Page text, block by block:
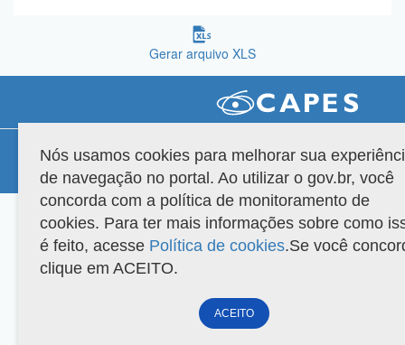
Gerar arquivo XLS
Versão do sistema: 3.88.9 Copyright 2022 Capes. Todos os direitos reservados.
Nós usamos cookies para melhorar sua
de navegação no portal. Ao utilizar o gov.br, você
concorda com a política de monitoramento de
cookies. Para ter mais informações sobre como
é feito, acesse Política de cookies.Se você
clique em ACEITO.
ACEITO